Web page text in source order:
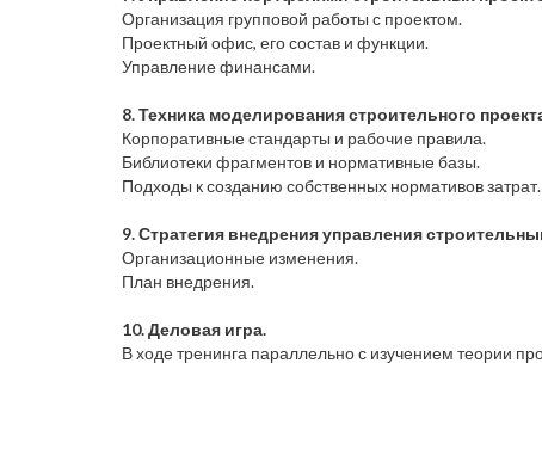
Организация групповой работы с проектом.
Проектный офис, его состав и функции.
Управление финансами.
8. Техника моделирования строительного
Корпоративные стандарты и рабочие правила.
Библиотеки фрагментов и нормативные базы.
Подходы к созданию собственных нормативов
9. Стратегия внедрения управления
Организационные изменения.
План внедрения.
10. Деловая игра.
В ходе тренинга параллельно с изучением теории